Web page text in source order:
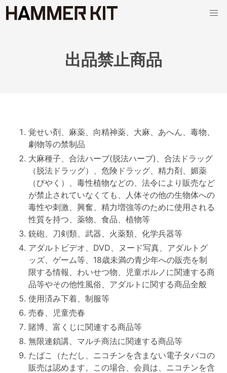
出品禁止商品
覚せい剤、麻薬、向精神薬、大麻、あへん、毒物、
劇物等の禁制品
大麻種子、合法ハーブ(脱法ハーブ)、合法ドラッグ
（脱法ドラッグ）、危険ドラッグ、精力剤、媚薬
（びやく）、毒性植物などの、法令により販売など
が禁止されていなくても、人体その他の生物体への
毒性や刺激、興奮、精力増強等のために使用される
性質を持つ、薬物、食品、植物等
銃砲、刀剣類、武器、火薬類、化学兵器等
アダルトビデオ、DVD、ヌード写真、アダルトグ
ッズ、ゲーム等、18歳未満の青少年への販売を制
限する情報、わいせつ物、児童ポルノに関連する商
品等やその他性風俗、アダルトに関する商品全般
使用済み下着、制服等
売春、児童売春
賭博、富くじに関連する商品等
無限連鎖講、マルチ商法に関連する商品等
たばこ（ただし、ニコチンを含まない電子タバコの
販売は認めます。この場合、会員は、ニコチンを含